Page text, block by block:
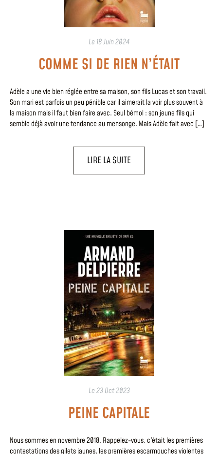
Le 18 Juin 2024
COMME SI DE RIEN N’ÉTAIT
Adèle a une vie bien réglée entre sa maison, son fils Lucas et son travail.
Son mari est parfois un peu pénible car il aimerait la voir plus souvent à
la maison mais il faut bien faire avec. Seul bémol : son jeune fils qui
semble déjà avoir une tendance au mensonge. Mais Adèle fait avec […]
LIRE LA SUITE
Le23 Oct 2023
PEINE CAPITALE
Nous sommes en novembre 2018. Rappelez-vous, c'était les premières
contestations des gilets jaunes, les premières escarmouches violentes